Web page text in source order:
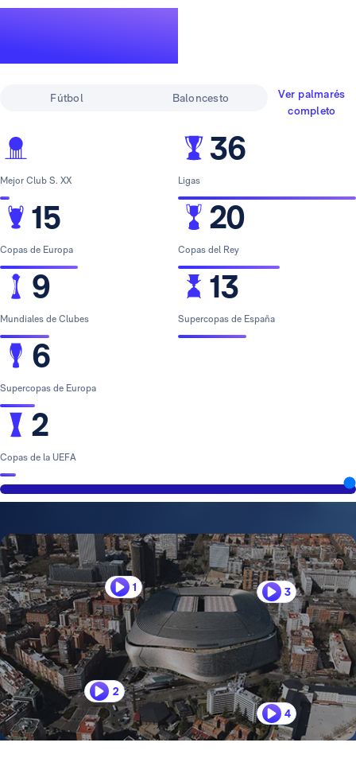
Fútbol Baloncesto
Ver palmarés
completo
Mejor Club S. XX
15
Copas de Europa
9
Mundiales de Clubes
6
Supercopas de Europa
2
Copas de la UEFA
36
Ligas
20
Copas del Rey
13
Supercopas de España
1
2
3
4